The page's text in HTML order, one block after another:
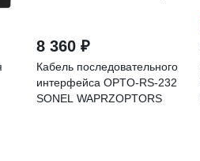
8 360 ₽
Кабель последовательного
интерфейса OPTO-RS-232
SONEL WAPRZOPTORS